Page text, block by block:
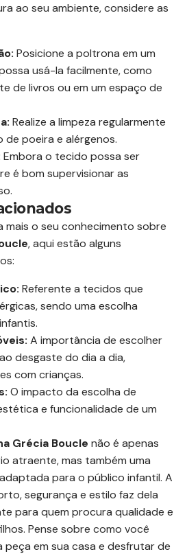
ao seu ambiente, considere as
Posicione a poltrona em um
usá-la facilmente, como
de livros ou em um espaço de
Realize a limpeza regularmente
poeira e alérgenos.
Embora o tecido possa ser
é bom supervisionar as
mais o seu conhecimento sobre
, aqui estão alguns
Referente a tecidos que
sendo uma escolha
A importância de escolher
desgaste do dia a dia,
com crianças.
O impacto da escolha de
e funcionalidade de um
Grécia Boucle não é apenas
atraente, mas também uma
para o público infantil. A
segurança e estilo faz dela
para quem procura qualidade e
Pense sobre como você
em sua casa e desfrutar de